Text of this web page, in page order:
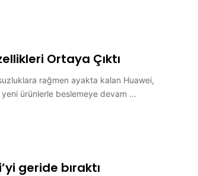
Ortaya Çıktı
rağmen ayakta kalan Huawei,
ürünlerle beslemeye devam ...
geride bıraktı